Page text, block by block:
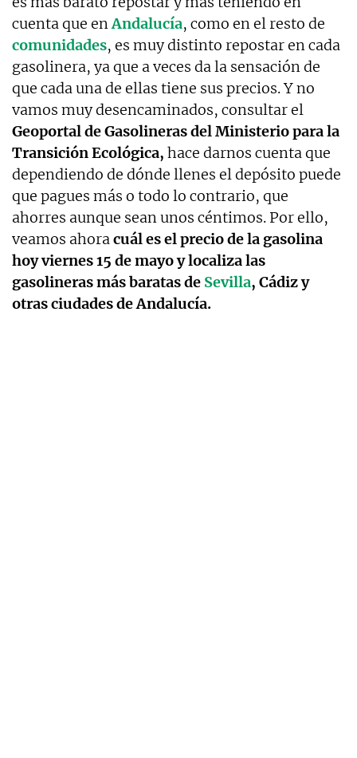
cuenta que enAndalucía, como en el resto de
comunidades, es muy distinto repostar en cada
gasolinera, ya que a veces da la sensación de
que cada una de ellas tiene sus precios. Y no
vamos muy desencaminados, consultar el
Geoportal de Gasolineras del Ministerio para la
Transición Ecológica, hace darnos cuenta que
dependiendo de dónde llenes el depósito puede
que pagues más o todo lo contrario, que
ahorres aunque sean unos céntimos. Por ello,
veamos ahoracuál es el precio de la gasolina
hoy viernes 15 de mayo y localiza las
gasolineras más baratas de Sevilla, Cádiz y
otras ciudades de Andalucía.